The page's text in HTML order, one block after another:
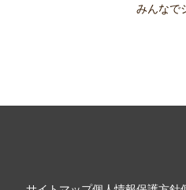
みんなで